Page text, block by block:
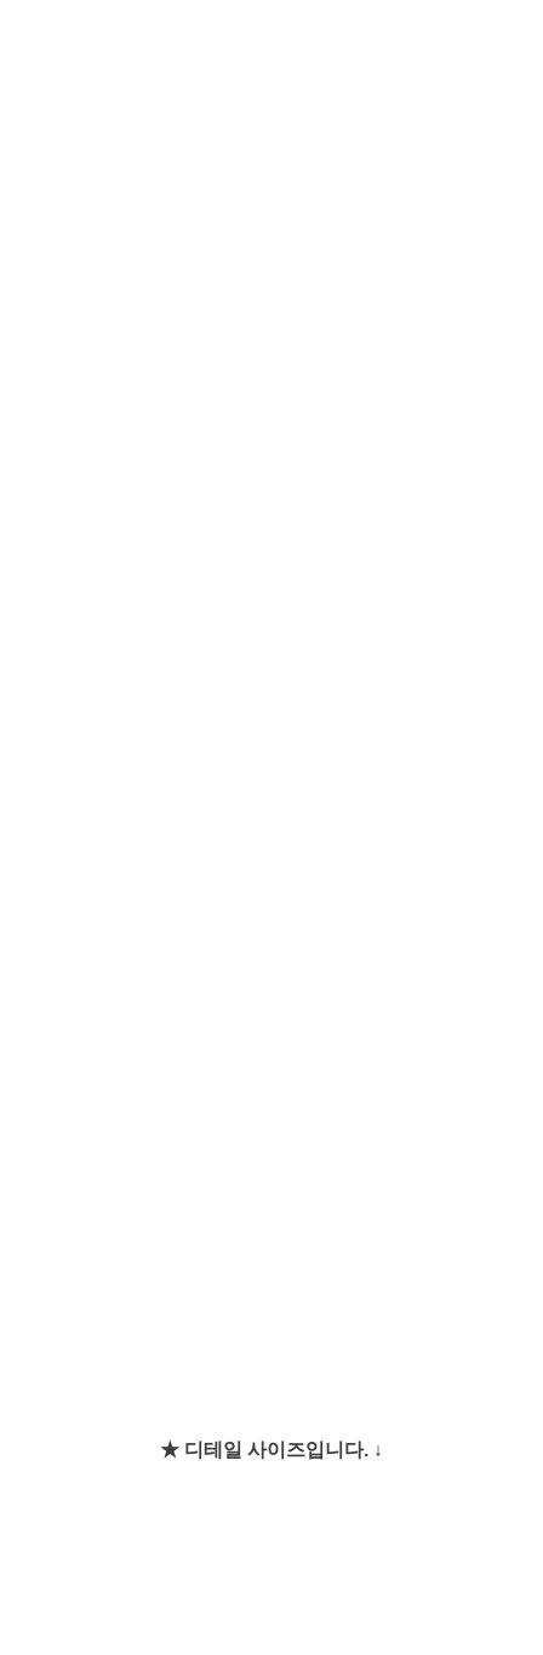
★ 디테일 사이즈입니다. ↓